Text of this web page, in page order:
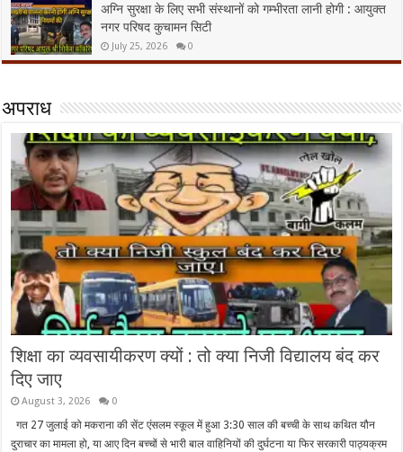
अग्नि सुरक्षा के लिए सभी संस्थानों को गम्भीरता लानी होगी : आयुक्त
नगर परिषद कुचामन सिटी
July 25, 2026 0
अपराध
शिक्षा का व्यवसायीकरण क्यों : तो क्या निजी विद्यालय बंद कर
दिए जाए
August 3, 2026 0
गत 27 जुलाई को मकराना की सेंट एंसलम स्कूल में हुआ 3:30 साल की बच्ची के साथ कथित यौन
दुराचार का मामला हो, या आए दिन बच्चों से भारी बाल वाहिनियों की दुर्घटना या फिर सरकारी पाठ्यक्रम